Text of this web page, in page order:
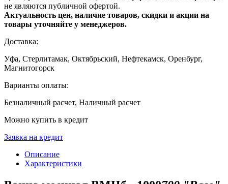
не являются публичной офертой.
Актуальность цен, наличие товаров, скидки и акции на
товары уточняйте у менеджеров.
Доставка:
Уфа, Стерлитамак, Октябрьский, Нефтекамск, Оренбург,
Магнитогорск
Варианты оплаты:
Безналичный расчет, Наличный расчет
Можно купить в кредит
Заявка на кредит
Описание
Характеристики